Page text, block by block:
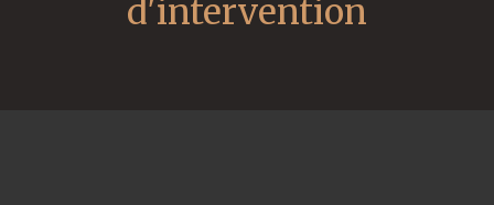
d'intervention